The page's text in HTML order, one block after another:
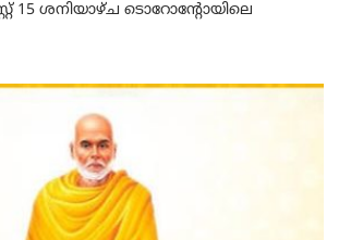
ശനിയാഴ്ച ടൊറോന്റോയിലെ